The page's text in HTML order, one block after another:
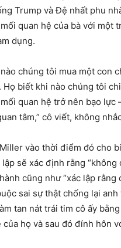
Trump và Đệ nhất phu
quan hệ của bà với một
dụng.
chúng tôi mua một con
Họ biết khi nào chúng tôi
quan hệ trở nên bạo lực
tâm,” cô viết, không
vào thời điểm đó cho
sẽ xác định rằng “không
cũng như “xác lập rằng
sai sự thật chống lại anh
tan nát trái tim cô ấy
của họ và sau đó đính hôn